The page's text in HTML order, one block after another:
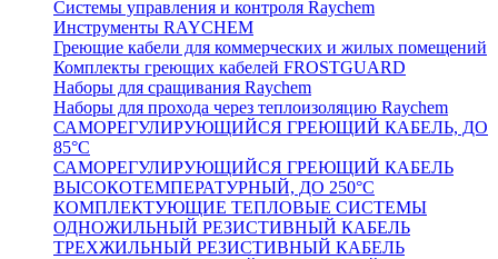
Системы управления и контроля Raychem
Инструменты RAYCHEM
Греющие кабели для коммерческих и жилых помещений
Комплекты греющих кабелей FROSTGUARD
Наборы для сращивания Raychem
Наборы для прохода через теплоизоляцию Raychem
САМОРЕГУЛИРУЮЩИЙСЯ ГРЕЮЩИЙ КАБЕЛЬ, ДО
85°С
САМОРЕГУЛИРУЮЩИЙСЯ ГРЕЮЩИЙ КАБЕЛЬ
ВЫСОКОТЕМПЕРАТУРНЫЙ, ДО 250°С
КОМПЛЕКТУЮЩИЕ ТЕПЛОВЫЕ СИСТЕМЫ
ОДНОЖИЛЬНЫЙ РЕЗИСТИВНЫЙ КАБЕЛЬ
ТРЕХЖИЛЬНЫЙ РЕЗИСТИВНЫЙ КАБЕЛЬ